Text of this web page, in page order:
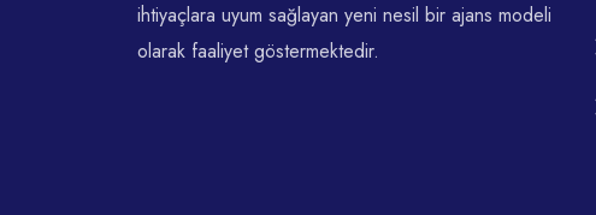
ihtiyaçlara uyum sağlayan yeni nesil bir ajans modeli
olarak faaliyet göstermektedir.